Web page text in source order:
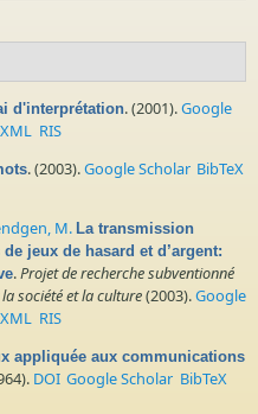
d'interprétation. (2001).Google
RIS
. (2003).Google Scholar BibTeX
M. La transmission
jeux de hasard et d’argent:
.Projet de recherche subventionné
société et la culture(2003).Google
RIS
appliquée aux communications
DOI Google Scholar BibTeX